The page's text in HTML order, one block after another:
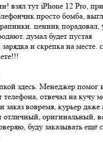
взял тут iPhone 12 Pro,
просто бомба,
ценник порадовал,
думал будет пустая
и скрепка на месте.
здесь. Менеджер помог
отвечал на кучу
заказ вовремя, курьер даже
отличный, оригинальный,
буду заказывать ещё